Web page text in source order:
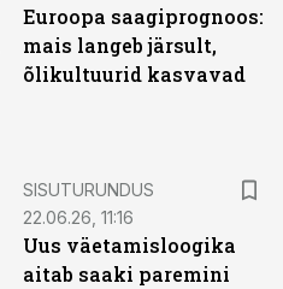
Euroopa saagiprognoos:
mais langeb järsult,
õlikultuurid kasvavad
SISUTURUNDUS
22.06.26, 11:16
Uus väetamisloogika
aitab saaki paremini